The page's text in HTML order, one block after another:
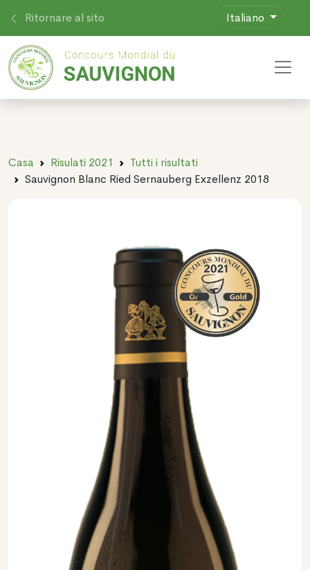
Ritornare al sito Italiano
Casa Risulati 2021
Tutti i risultati
Sauvignon Blanc Ried Sernauberg Exzellenz 2018